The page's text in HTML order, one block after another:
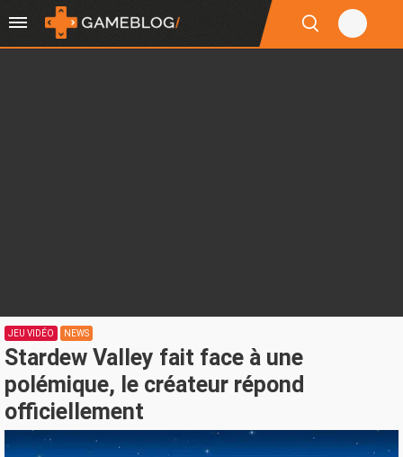
JEU VIDÉO NEWS
Stardew Valley fait face à une
polémique, le créateur répond
officiellement